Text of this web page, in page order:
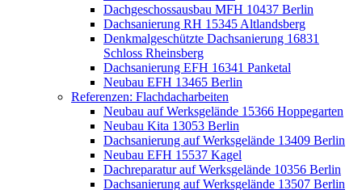
Dachgeschossausbau MFH 10437 Berlin
Dachsanierung RH 15345 Altlandsberg
Denkmalgeschützte Dachsanierung 16831
Schloss Rheinsberg
Dachsanierung EFH 16341 Panketal
Neubau EFH 13465 Berlin
Referenzen: Flachdacharbeiten
Neubau auf Werksgelände 15366 Hoppegarten
Neubau Kita 13053 Berlin
Dachsanierung auf Werksgelände 13409 Berlin
Neubau EFH 15537 Kagel
Dachreparatur auf Werksgelände 10356 Berlin
Dachsanierung auf Werksgelände 13507 Berlin